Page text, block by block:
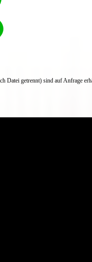
Datei getrennt) sind auf Anfrage